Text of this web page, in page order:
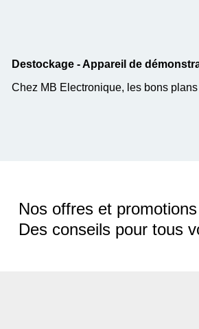
Destockage - Appareil de
Chez MB Electronique, les bons
Nos offres et
Des conseils pour tous